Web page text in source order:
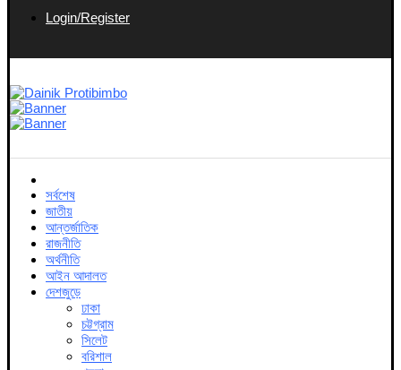
Login/Register
সর্বশেষ
জাতীয়
আন্তর্জাতিক
রাজনীতি
অর্থনীতি
আইন আদালত
দেশজুড়ে
ঢাকা
চট্টগ্রাম
সিলেট
বরিশাল